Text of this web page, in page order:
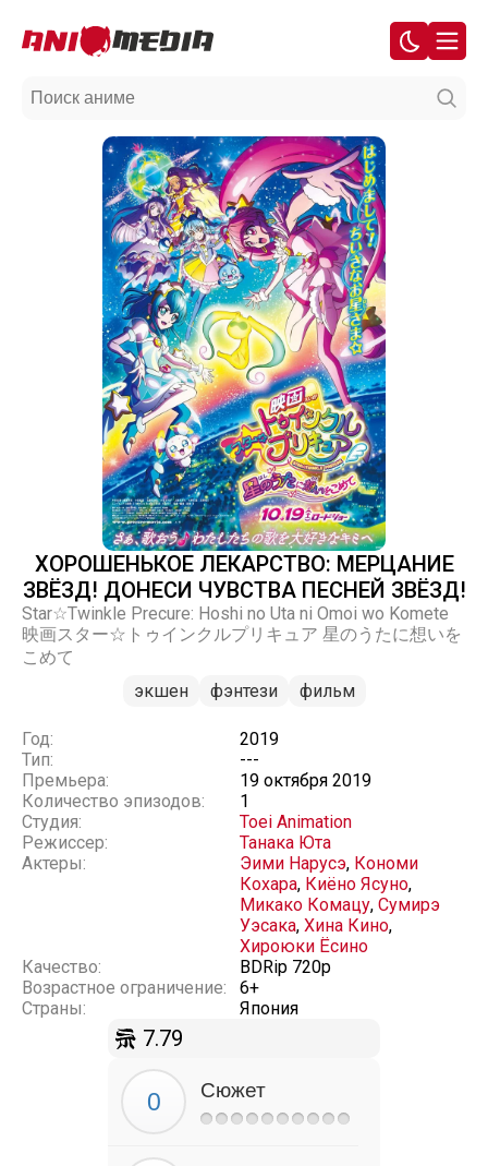
ХОРОШЕНЬКОЕ ЛЕКАРСТВО: МЕРЦАНИЕ
ЗВЁЗД! ДОНЕСИ ЧУВСТВА ПЕСНЕЙ ЗВЁЗД!
Star☆Twinkle Precure: Hoshi no Uta ni Omoi wo Komete
映画スター☆トゥインクルプリキュア 星のうたに想いを
こめて
экшен
фэнтези фильм
Год:
2019
Тип:
---
Премьера:
19 октября 2019
Количество эпизодов:
1
Студия:
Toei Animation
Режиссер:
Танака Юта
Актеры:
Эими Нарусэ, Кономи
Кохара, Киёно Ясуно,
Микако Комацу, Сумирэ
Уэсака, Хина Кино,
Хироюки Ёсино
Качество:
BDRip 720p
Возрастное ограничение:
6+
Страны:
Япония
7.79
Сюжет